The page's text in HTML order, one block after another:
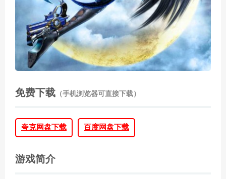
免费下载 （手机浏览器可直接下载）
夸克网盘下载 百度网盘下载
游戏简介